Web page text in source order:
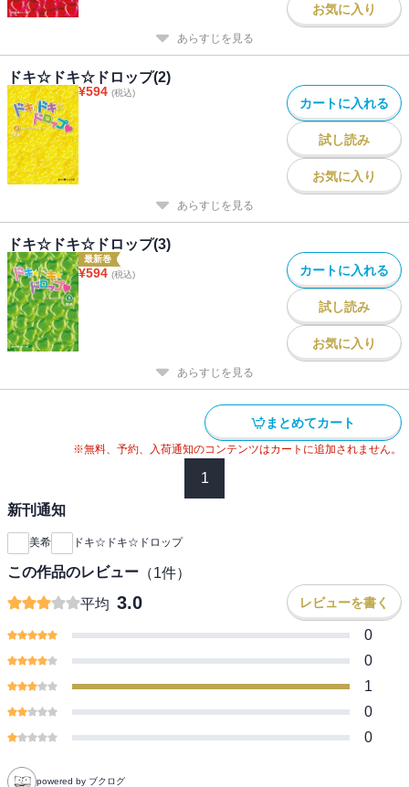
お気に入り
あらすじを見る
ドキ☆ドキ☆ドロップ(2)
¥594 (税込)
カートに入れる
試し読み
お気に入り
あらすじを見る
ドキ☆ドキ☆ドロップ(3)
最新巻
¥594 (税込) カートに入れる
試し読み
お気に入り
あらすじを見る
まとめてカート
※無料、予約、入荷通知のコンテンツはカートに追加されません。
1
新刊通知
美希 ドキ☆ドキ☆ドロップ
この作品のレビュー （1件）
平均 3.0 レビューを書く
0
0
1
0
0
powered by ブクログ